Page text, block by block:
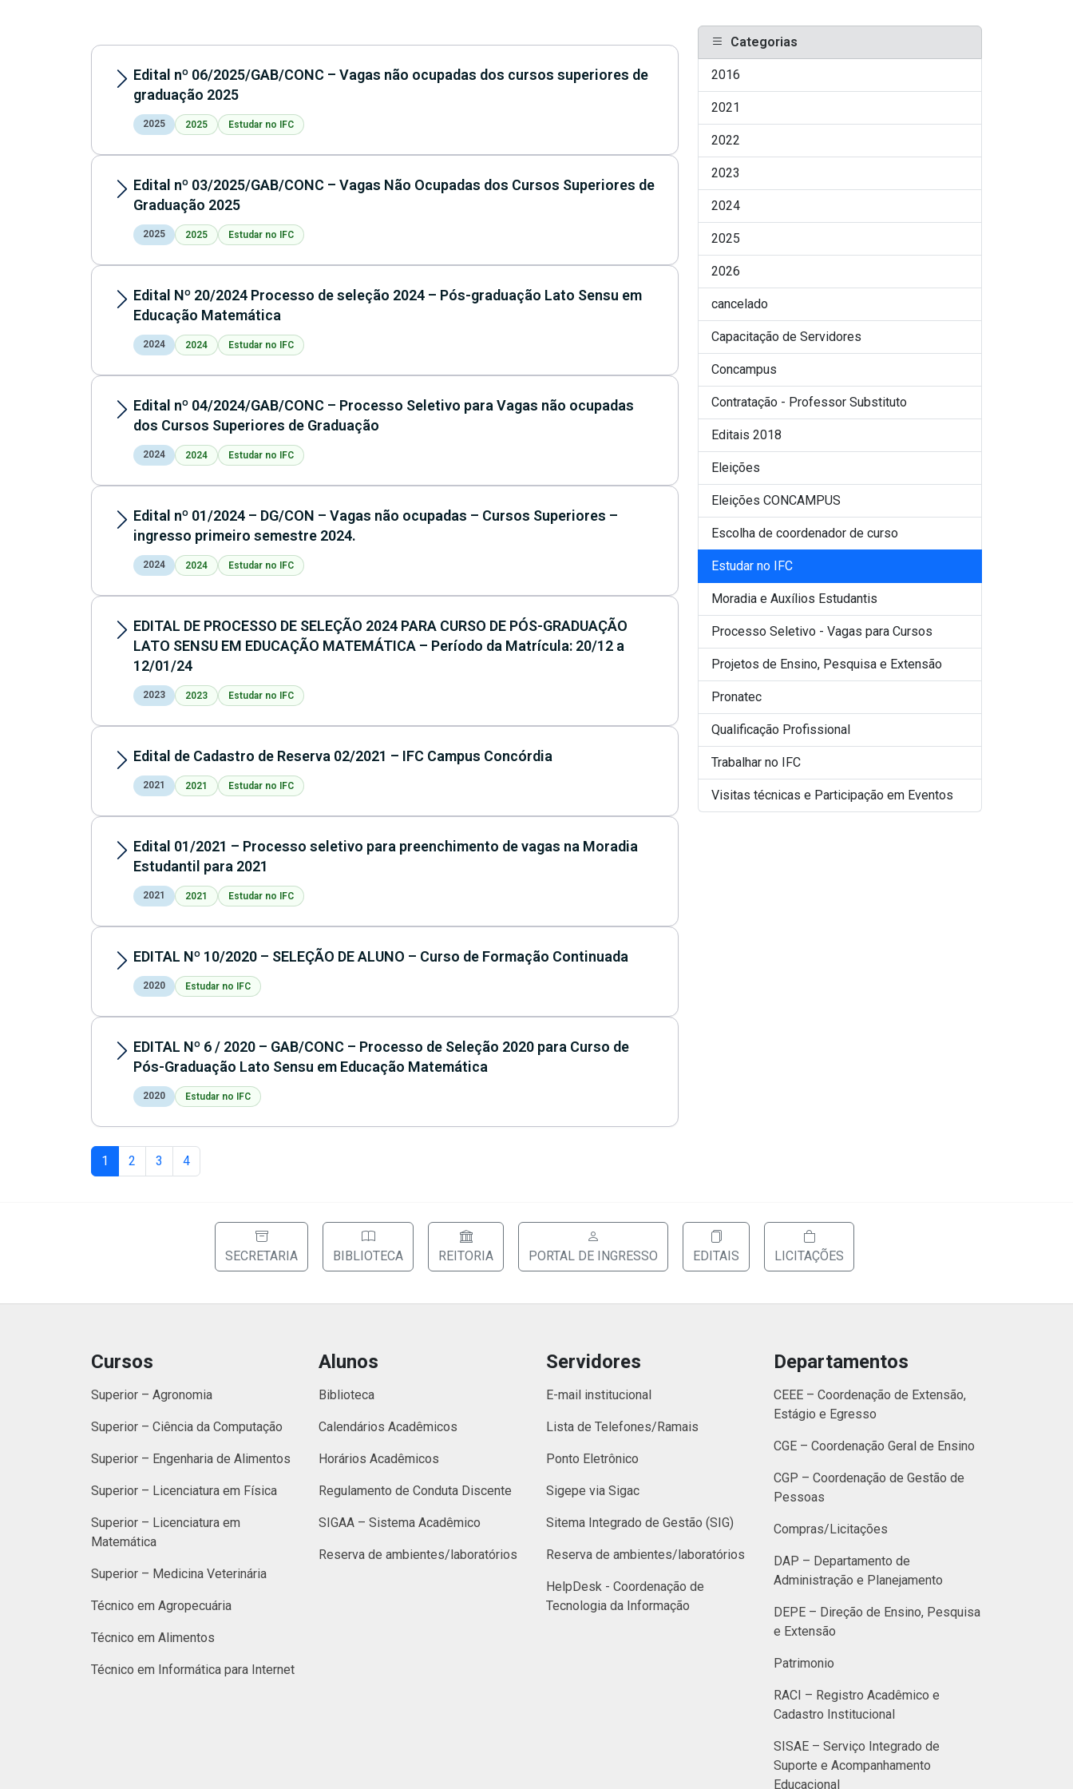
Edital nº 06/2025/GAB/CONC – Vagas não ocupadas dos cursos superiores de
graduação 2025
2025 2025 Estudar no IFC
Edital nº 03/2025/GAB/CONC – Vagas Não Ocupadas dos Cursos Superiores de
Graduação 2025
2025 2025 Estudar no IFC
Edital Nº 20/2024 Processo de seleção 2024 – Pós-graduação Lato Sensu em
Educação Matemática
2024 2024 Estudar no IFC
Edital nº 04/2024/GAB/CONC – Processo Seletivo para Vagas não ocupadas
dos Cursos Superiores de Graduação
2024 2024 Estudar no IFC
Edital nº 01/2024 – DG/CON – Vagas não ocupadas – Cursos Superiores –
ingresso primeiro semestre 2024.
2024 2024 Estudar no IFC
EDITAL DE PROCESSO DE SELEÇÃO 2024 PARA CURSO DE PÓS-GRADUAÇÃO
LATO SENSU EM EDUCAÇÃO MATEMÁTICA – Período da Matrícula: 20/12 a
12/01/24
2023 2023 Estudar no IFC
Edital de Cadastro de Reserva 02/2021 – IFC Campus Concórdia
2021 2021 Estudar no IFC
Edital 01/2021 – Processo seletivo para preenchimento de vagas na Moradia
Estudantil para 2021
2021 2021 Estudar no IFC
EDITAL Nº 10/2020 – SELEÇÃO DE ALUNO – Curso de Formação Continuada
2020 Estudar no IFC
EDITAL Nº 6 / 2020 – GAB/CONC – Processo de Seleção 2020 para Curso de
Pós-Graduação Lato Sensu em Educação Matemática
2020 Estudar no IFC
1 2 3 4
Categorias
2016
2021
2022
2023
2024
2025
2026
cancelado
Capacitação de Servidores
Concampus
Contratação - Professor Substituto
Editais 2018
Eleições
Eleições CONCAMPUS
Escolha de coordenador de curso
Estudar no IFC
Moradia e Auxílios Estudantis
Processo Seletivo - Vagas para Cursos
Projetos de Ensino, Pesquisa e Extensão
Pronatec
Qualificação Profissional
Trabalhar no IFC
Visitas técnicas e Participação em Eventos
SECRETARIA BIBLIOTECA REITORIA PORTAL DE INGRESSO EDITAIS LICITAÇÕES
Cursos
Superior – Agronomia
Superior – Ciência da Computação
Superior – Engenharia de Alimentos
Superior – Licenciatura em Física
Superior – Licenciatura em
Matemática
Superior – Medicina Veterinária
Técnico em Agropecuária
Técnico em Alimentos
Técnico em Informática para Internet
Alunos
Biblioteca
Calendários Acadêmicos
Horários Acadêmicos
Regulamento de Conduta Discente
SIGAA – Sistema Acadêmico
Reserva de ambientes/laboratórios
Servidores
E-mail institucional
Lista de Telefones/Ramais
Ponto Eletrônico
Sigepe via Sigac
Sitema Integrado de Gestão (SIG)
Reserva de ambientes/laboratórios
HelpDesk - Coordenação de
Tecnologia da Informação
Departamentos
CEEE – Coordenação de Extensão,
Estágio e Egresso
CGE – Coordenação Geral de Ensino
CGP – Coordenação de Gestão de
Pessoas
Compras/Licitações
DAP – Departamento de
Administração e Planejamento
DEPE – Direção de Ensino, Pesquisa
e Extensão
Patrimonio
RACI – Registro Acadêmico e
Cadastro Institucional
SISAE – Serviço Integrado de
Suporte e Acompanhamento
Educacional